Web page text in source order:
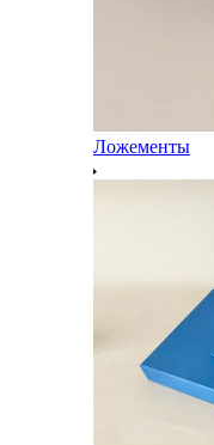
Ложементы